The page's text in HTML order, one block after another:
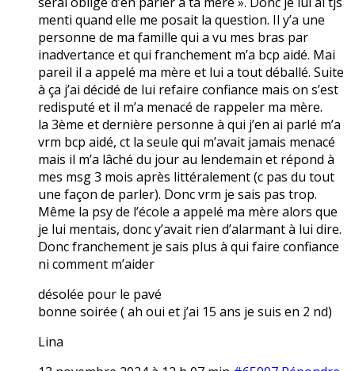
menti quand elle me posait la question. Il y’a une
personne de ma famille qui a vu mes bras par
inadvertance et qui franchement m’a bcp aidé. Mai
pareil il a appelé ma mère et lui a tout déballé. Suite
à ça j’ai décidé de lui refaire confiance mais on s’est
redisputé et il m’a menacé de rappeler ma mère.
la 3ème et dernière personne à qui j’en ai parlé m’a
vrm bcp aidé, ct la seule qui m’avait jamais menacé
mais il m’a lâché du jour au lendemain et répond à
mes msg 3 mois après littéralement (c pas du tout
une façon de parler). Donc vrm je sais pas trop.
Même la psy de l’école a appelé ma mère alors que
je lui mentais, donc y’avait rien d’alarmant à lui dire.
Donc franchement je sais plus à qui faire confiance
ni comment m’aider
désolée pour le pavé
bonne soirée ( ah oui et j’ai 15 ans je suis en 2 nd)
Lina